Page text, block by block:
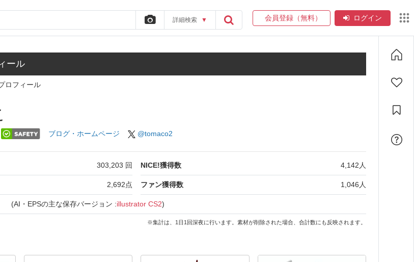
詳細検索 ▼ 会員登録（無料） ログイン
ール
ロフィール
ブログ・ホームページ @tomaco2
303,203 回
2,692点
NICE!獲得数 4,142 人
ファン獲得数 1,046 人
(AI・EPSの主な保存バージョン :illustrator CS2)
※集計は、1日1回深夜に行います。素材が削除された場合、合計数にも反映されます。